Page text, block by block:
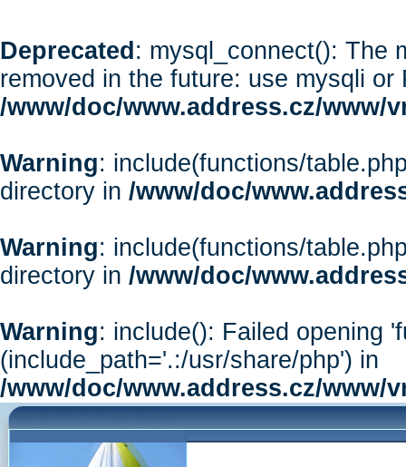
Deprecated : mysql_connect(): The
removed in the future: use mysqli or
/www/doc/www.address.cz/www/
Warning: include(functions/
directory in /www/doc/
Warning: include(functions/
directory in /www/doc/
Warning: include(): Failed opening
(include_path='.:/usr/share/php') in
/www/doc/www.address.cz/www/